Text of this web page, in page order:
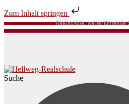
Zum Inhalt springen
Realschule, weiterführende
Suche